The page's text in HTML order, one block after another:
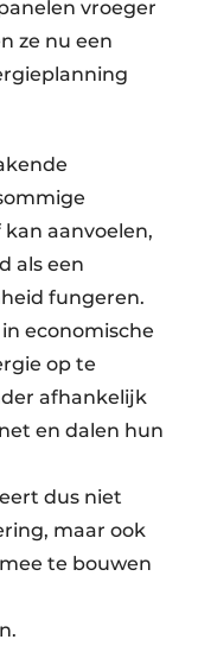
vroeger
ze nu een
aanvoelen,
als een
fungeren.
economische
op te
afhankelijk
en dalen hun
dus niet
maar ook
te bouwen